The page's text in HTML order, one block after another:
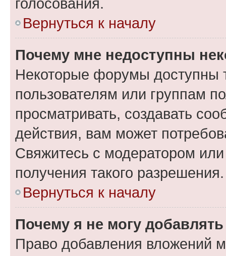
Вернуться к началу
Почему мне недоступны
Некоторые форумы доступны
пользователям или группам
просматривать, создавать
действия, вам может
Свяжитесь с модератором
получения такого разрешения.
Вернуться к началу
Почему я не могу
Право добавления вложений